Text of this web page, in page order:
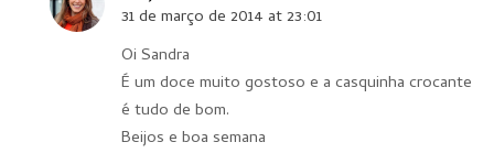
31 de março de 2014 at 23:01
Oi Sandra
É um doce muito gostoso e a casquinha crocante
é tudo de bom.
Beijos e boa semana